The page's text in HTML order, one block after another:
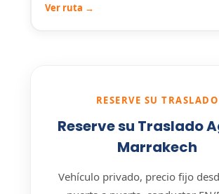
Ver ruta →
RESERVE SU TRASLADO
Reserve su Traslado
Marrakech
Vehículo privado, precio fijo